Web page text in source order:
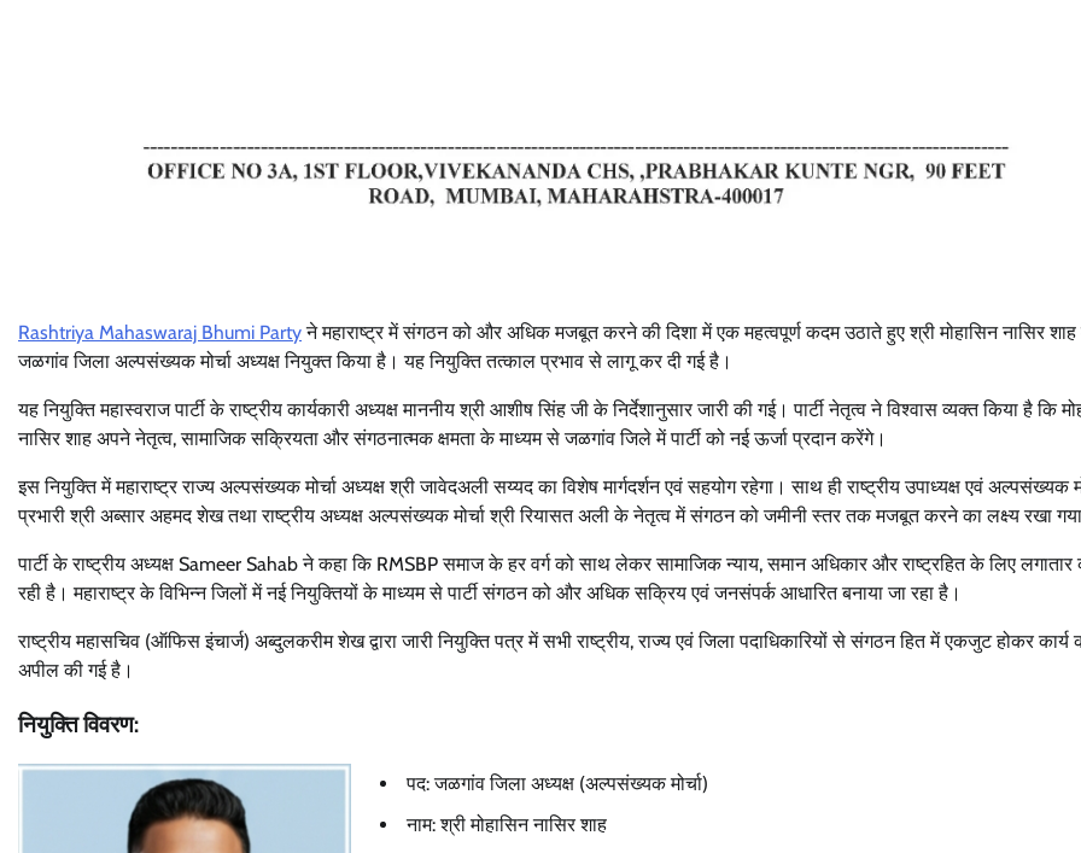
Rashtriya Mahaswaraj Bhumi Partyने महाराष्ट्र में संगठन को और अधिक मजबूत करने की दिशा में एक महत्वपूर्ण कदम उठाते हुए श्री मोहासिन नासिर शाह
जळगांव जिला अल्पसंख्यक मोर्चा अध्यक्ष नियुक्त किया है। यह नियुक्ति तत्काल प्रभाव से लागू कर दी गई है।
यह नियुक्ति महास्वराज पार्टी के राष्ट्रीय कार्यकारी अध्यक्ष माननीय श्री आशीष सिंह जी के निर्देशानुसार जारी की गई। पार्टी नेतृत्व ने विश्वास व्यक्त किया है कि
नासिर शाह अपने नेतृत्व, सामाजिक सक्रियता और संगठनात्मक क्षमता के माध्यम से जळगांव जिले में पार्टी को नई ऊर्जा प्रदान करेंगे।
इस नियुक्ति में महाराष्ट्र राज्य अल्पसंख्यक मोर्चा अध्यक्ष श्री जावेदअली सय्यद का विशेष मार्गदर्शन एवं सहयोग रहेगा। साथ ही राष्ट्रीय उपाध्यक्ष एवं अल्पसंख्यक
प्रभारी श्री अब्सार अहमद शेख तथा राष्ट्रीय अध्यक्ष अल्पसंख्यक मोर्चा श्री रियासत अली के नेतृत्व में संगठन को जमीनी स्तर तक मजबूत करने का लक्ष्य रखा
पार्टी के राष्ट्रीय अध्यक्ष Sameer Sahab ने कहा कि RMSBP समाज के हर वर्ग को साथ लेकर सामाजिक न्याय, समान अधिकार और राष्ट्रहित के लिए लगातार
रही है। महाराष्ट्र के विभिन्न जिलों में नई नियुक्तियों के माध्यम से पार्टी संगठन को और अधिक सक्रिय एवं जनसंपर्क आधारित बनाया जा रहा है।
राष्ट्रीय महासचिव (ऑफिस इंचार्ज) अब्दुलकरीम शेख द्वारा जारी नियुक्ति पत्र में सभी राष्ट्रीय, राज्य एवं जिला पदाधिकारियों से संगठन हित में एकजुट होकर
अपील की गई है।
नियुक्ति विवरण:
पद: जळगांव जिला अध्यक्ष (अल्पसंख्यक मोर्चा)
नाम: श्री मोहासिन नासिर शाह
Admin March 8, 2026 0